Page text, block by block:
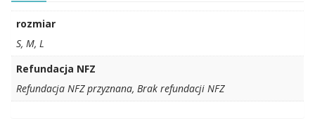
rozmiar
S, M, L
Refundacja NFZ
Refundacja NFZ przyznana, Brak refundacji NFZ